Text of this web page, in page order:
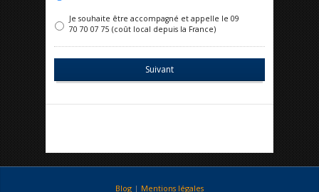
Je souhaite être accompagné et appelle le 09
70 70 07 75 (coût local depuis la France)
Blog | Mentions légales